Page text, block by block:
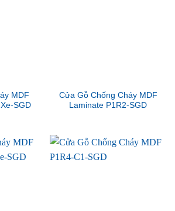
MDF
SGD
Cửa Gỗ Chống Cháy MDF
Laminate P1R2-SGD